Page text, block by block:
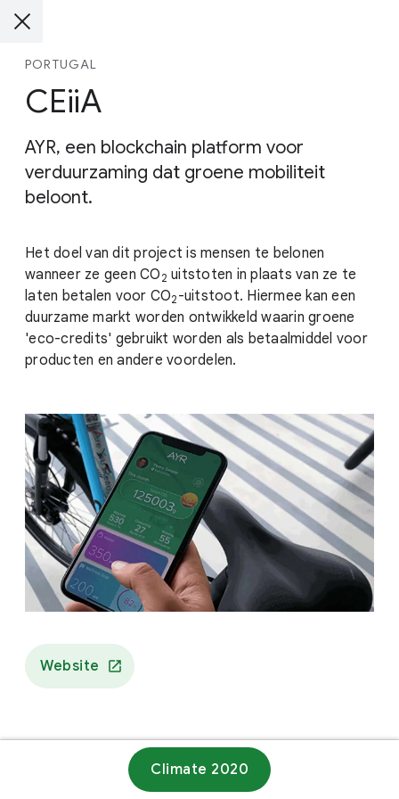
PORTUGAL
CEiiA
AYR, een blockchain platform voor
verduurzaming dat groene mobiliteit
beloont.
Het doel van dit project is mensen te belonen
wanneer ze geen CO 2 uitstoten in plaats van ze te
laten betalen voor CO2 -uitstoot. Hiermee kan een
duurzame markt worden ontwikkeld waarin groene
'eco-credits' gebruikt worden als betaalmiddel voor
producten en andere voordelen.
Website
Climate 2020